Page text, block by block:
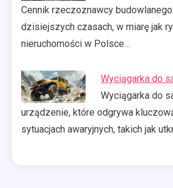
Cennik rzeczoznawcy
dzisiejszych czasach, w miarę jak
nieruchomości w Polsce…
Wyciągarka do
Wyciągarka do
urządzenie, które odgrywa
sytuacjach awaryjnych, takich jak